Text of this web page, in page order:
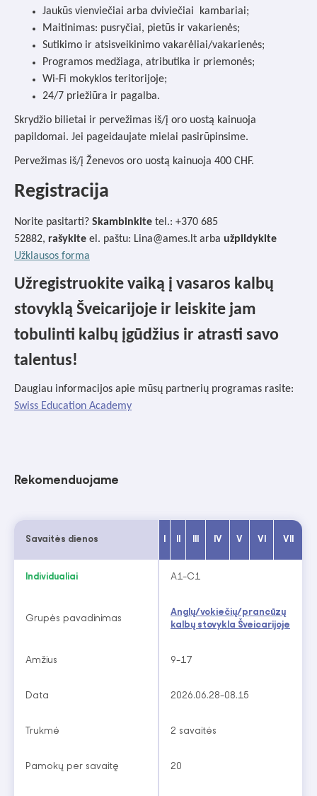
Jaukūs vienviečiai arba dviviečiai kambariai;
Maitinimas: pusryčiai, pietūs ir vakarienės;
Sutikimo ir atsisveikinimo vakarėliai/vakarienės;
Programos medžiaga, atributika ir priemonės;
Wi-Fi mokyklos teritorijoje;
24/7 priežiūra ir pagalba.
Skrydžio bilietai ir pervežimas iš/į oro uostą kainuoja
papildomai. Jei pageidaujate mielai pasirūpinsime.
Pervežimas iš/į Ženevos oro uostą kainuoja 400 CHF.
Registracija
Norite pasitarti? Skambinkite tel.: +370 685
52882, rašykite el. paštu: Lina@ames.lt arba užpildykite
Užklausos forma
Užregistruokite vaiką į vasaros kalbų
stovyklą Šveicarijoje ir leiskite jam
tobulinti kalbų įgūdžius ir atrasti savo
talentus!
Daugiau informacijos apie mūsų partnerių programas rasite:
Swiss Education Academy
Rekomenduojame
Savaitės dienos IV V VI VII
Individualiai A1-C1
Grupės pavadinimas
Anglų/vokiečių/prancūzų
kalbų stovykla Šveicarijoje
Amžius 9-17
Data 2026.06.28-08.15
Trukmė 2 savaitės
Pamokų per savaitę 20